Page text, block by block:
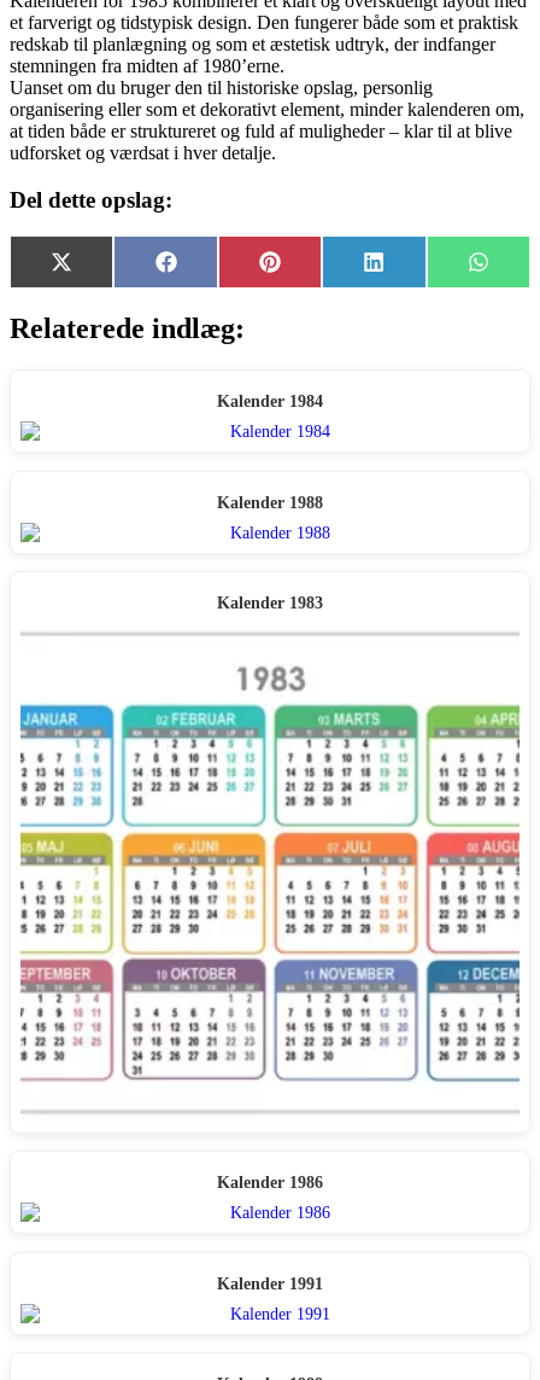
et farverigt og tidstypisk design. Den fungerer både som et praktisk
redskab til planlægning og som et æstetisk udtryk, der indfanger
stemningen fra midten af 1980’erne.
Uanset om du bruger den til historiske opslag, personlig
organisering eller som et dekorativt element, minder kalenderen om,
at tiden både er struktureret og fuld af muligheder – klar til at blive
udforsket og værdsat i hver detalje.
Del dette opslag:
Share
on
X
(Twitter)
Share
on
Facebook
Share
on
Pinterest
Share
on
LinkedIn
Share
on
Relaterede indlæg:
Kalender 1984
Kalender 1988
Kalender 1983
Kalender 1986
Kalender 1991